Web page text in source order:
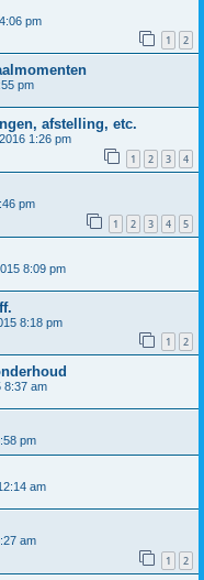
pm
1 2
pm
afstelling, etc.
1:26 pm
1 2 3 4
pm
1 2 3 4 5
8:09 pm
8:18 pm
1 2
8:37 am
pm
am
am
1 2